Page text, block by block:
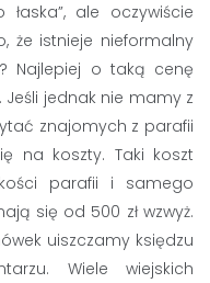
ale oczywiście
że istnieje nieformalny
Najlepiej o taką cenę
jednak nie mamy z
znajomych z parafii
na koszty. Taki koszt
parafii i samego
się od 500 zł wzwyż.
uiszczamy księdzu
Wiele wiejskich